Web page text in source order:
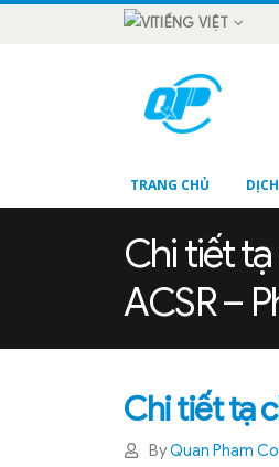
TIẾNG VIỆT
TRANG CHỦ
Chi tiết
ACSR –
Chi tiết tạ
ByQuan Pham